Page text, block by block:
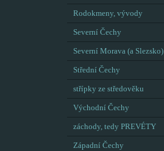
Rodokmeny, vývody
Severní Čechy
Severní Morava (a Slezsko)
Střední Čechy
střípky ze středověku
Východní Čechy
záchody, tedy PREVÉTY
Západní Čechy